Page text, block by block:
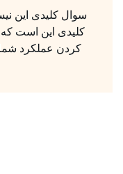
سوال کلیدی این
کلیدی این است
کردن عملکرد